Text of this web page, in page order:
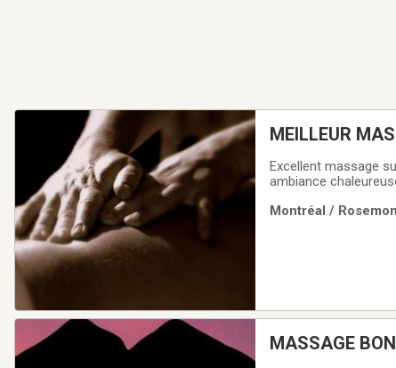
Excellent massage
ambiance
Montréal /
MASSAGE